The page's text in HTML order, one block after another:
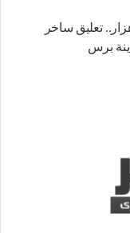
تعليق ساخر
برس